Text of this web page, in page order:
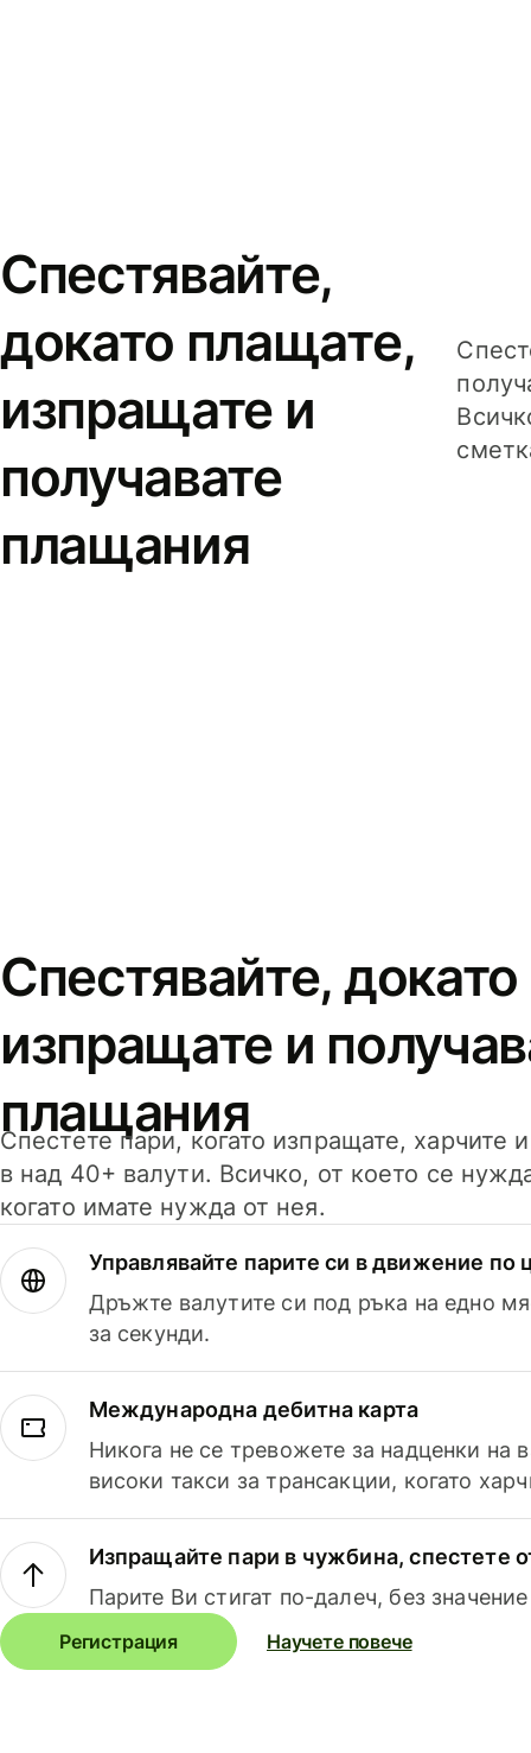
Спестявайте,
докато плащате,
изпращате и
получавате
плащания
Спестявайте,
изпращате и
плащания
Спестете пари, когато изпращате, харчите
в над 40+ валути. Всичко, от което се
когато имате нужда от нея.
Управлявайте парите си в движение по
Дръжте валутите си под ръка на едно
за секунди.
Международна дебитна карта
Никога не се тревожете за надценки на
високи такси за трансакции, когато
Изпращайте пари в чужбина, спестете
Парите Ви стигат по-далеч, без
Регистрация Научете повече